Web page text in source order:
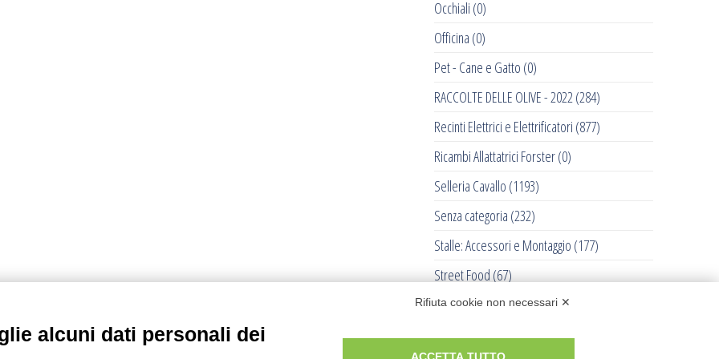
Occhiali (0)
Officina (0)
Pet - Cane e Gatto (0)
RACCOLTE DELLE OLIVE - 2022(284)
Recinti Elettrici e Elettrificatori (877)
Ricambi Allattatrici Forster(0)
Selleria Cavallo (1193)
Senza categoria (232)
Stalle: Accessori e Montaggio (177)
Street Food(67)
Tosatrici(711)
Trattorini Husqvarna(0)
Rifiuta cookie non necessari ✕
alcuni dati personali dei
ACCETTA TUTTO